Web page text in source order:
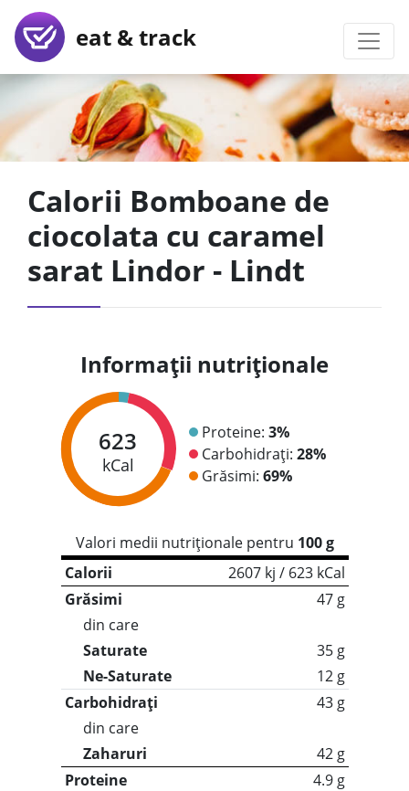
eat & track
Calorii Bomboane de
ciocolata cu caramel
sarat Lindor - Lindt
Informații nutriționale
623
kCal
Proteine: 3%
Carbohidrați: 28%
Grăsimi: 69%
Valori medii nutriționale pentru 100 g
Calorii
2607 kj / 623 kCal
Grăsimi
47 g
din care
Saturate
35 g
Ne-Saturate
12 g
Carbohidrați
43 g
din care
Zaharuri
42 g
Proteine
4.9 g